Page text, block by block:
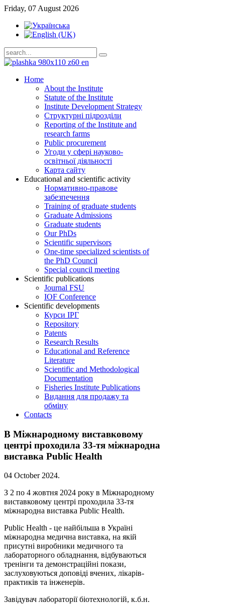
Friday, 07 August 2026
Home
About the Institute
Statute of the Institute
Institute Development Strategy
Структурні підрозділи
Reporting of the Institute and
research farms
Public procurement
Угоди у сфері науково-
освітньої діяльності
Карта сайту
Educational and scientific activity
Нормативно-правове
забезпечення
Training of graduate students
Graduate Admissions
Graduate students
Our PhDs
Scientific supervisors
One-time specialized scientists of
the PhD Council
Special council meeting
Scientific publications
Journal FSU
IOF Conference
Scientific developments
Курси ІРГ
Repository
Patents
Research Results
Educational and Reference
Literature
Scientific and Methodological
Documentation
Fisheries Institute Publications
Видання для продажу та
обміну
Contacts
В Міжнародному виставковому
центрі проходила 33-тя міжнародна
виставка Public Health
04 October 2024.
З 2 по 4 жовтня 2024 року в Міжнародному
виставковому центрі проходила 33-тя
міжнародна виставка Public Health.
Public Health - це найбільша в Україні
міжнародна медична виставка, на якій
присутні виробники медичного та
лабораторного обладнання, відбуваються
тренінги та демонстраційні покази,
заслуховуються доповіді вчених, лікарів-
практиків та інженерів.
Завідувач лабораторії біотехнологій, к.б.н.